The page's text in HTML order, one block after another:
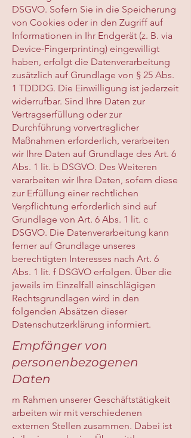
DSGVO. Sofern Sie in die Speicherung
von Cookies oder in den Zugriff auf
Informationen in Ihr Endgerät (z. B. via
Device-Fingerprinting) eingewilligt
haben, erfolgt die Datenverarbeitung
zusätzlich auf Grundlage von § 25 Abs.
1 TDDDG. Die Einwilligung ist jederzeit
widerrufbar. Sind Ihre Daten zur
Vertragserfüllung oder zur
Durchführung vorvertraglicher
Maßnahmen erforderlich, verarbeiten
wir Ihre Daten auf Grundlage des Art. 6
Abs. 1 lit. b DSGVO. Des Weiteren
verarbeiten wir Ihre Daten, sofern diese
zur Erfüllung einer rechtlichen
Verpflichtung erforderlich sind auf
Grundlage von Art. 6 Abs. 1 lit. c
DSGVO. Die Datenverarbeitung kann
ferner auf Grundlage unseres
berechtigten Interesses nach Art. 6
Abs. 1 lit. f DSGVO erfolgen. Über die
jeweils im Einzelfall einschlägigen
Rechtsgrundlagen wird in den
folgenden Absätzen dieser
Datenschutzerklärung informiert.
Empfänger von
personenbezogenen
Daten
m Rahmen unserer Geschäftstätigkeit
arbeiten wir mit verschiedenen
externen Stellen zusammen. Dabei ist